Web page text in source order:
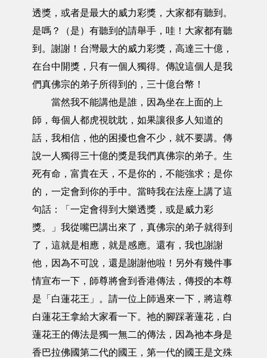
透獎，或者是最大的威力彩獎，大家都有聽到。
是嗎？（是）有聽到的請舉手，哇！大家都有聽
到。謝謝！台灣最大的威力彩獎，高達三十億，
在台中開獎，只有一個人獨得。傳說這個人是我
們真佛宗的弟子所得到的，三十億台幣！
當然我不能講他是誰，因為坐在上面的上
師，每個人都虎視眈眈，如果讓很多人知道的
話，我相信，他的困擾也會不少，就不要講。傳
說一人獨得三十億的獎是我們真佛宗的弟子。生
死有命，富貴在天，不是你的，不能強求；是你
的，一定會到你的手中。當時我在法座上講了這
句話：「一定會得到大樂透獎，或是威力彩
獎。」我從嘴巴講出來了，真佛宗的弟子就得到
了，這就是相應，就是感應。還有，我也謝謝
他，因為不可說，還是謝謝他啦！另外有幾件事
情宣布一下，師尊將會到香港傳法，傳授的本尊
是「白蓮花王」。請一位上師過來一下，將這尊
白蓮花王拿給大家看一下。祂的腳踩著蓮花，白
蓮花王的傳法是獨一無二的傳法，因為祂本身是
香巴拉佛國第二代的國王，第一代的國王是文殊